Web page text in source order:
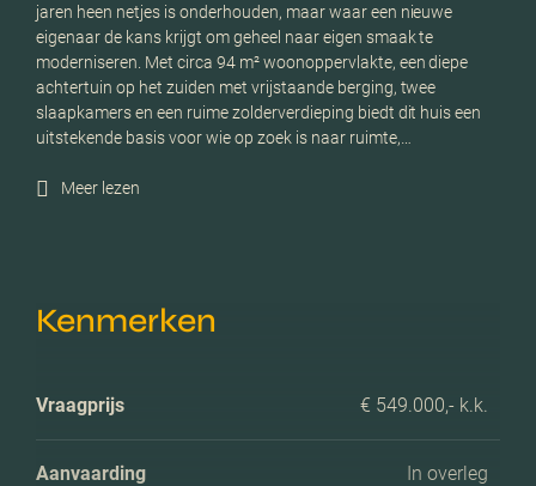
jaren heen netjes is onderhouden, maar waar een nieuwe
eigenaar de kans krijgt om geheel naar eigen smaak te
moderniseren. Met circa 94 m² woonoppervlakte, een diepe
achtertuin op het zuiden met vrijstaande berging, twee
slaapkamers en een ruime zolderverdieping biedt dit huis een
uitstekende basis voor wie op zoek is naar ruimte,…
Meer lezen
Kenmerken
Vraagprijs € 549.000,- k.k.
Aanvaarding In overleg